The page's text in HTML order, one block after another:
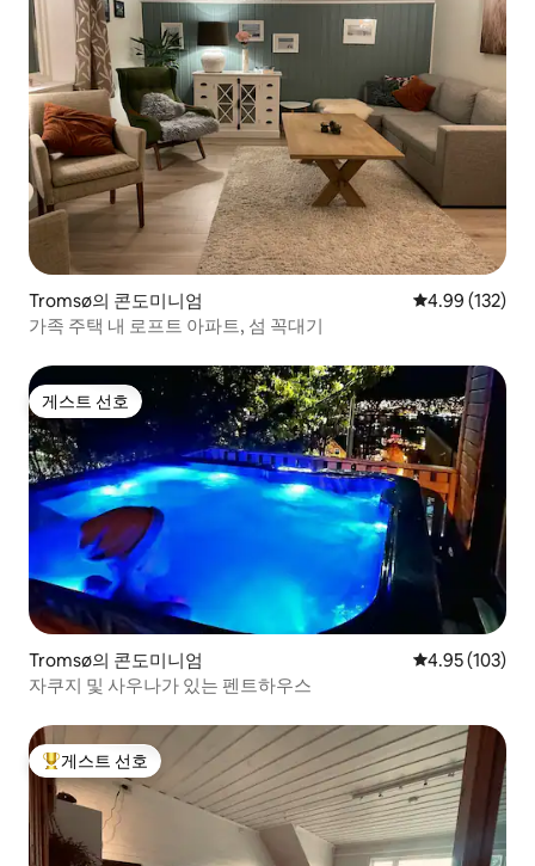
Tromsø의 콘도미니엄 평점 4.99점(5
4.99 (132)
가족 주택 내 로프트 아파트, 섬 꼭대기
게스트 선호
게스트 선호
Tromsø의 콘도미니엄 평점 4.95점(5
4.95 (103)
자쿠지 및 사우나가 있는 펜트하우스
상위 게스트 선호
게스트 선호